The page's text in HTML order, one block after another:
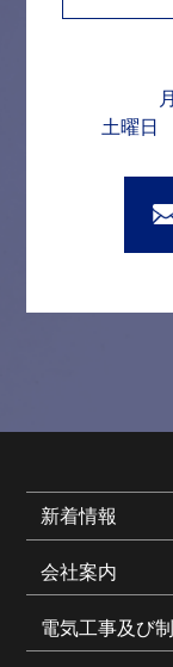
土曜日
新着情報
会社案内
電気工事及び